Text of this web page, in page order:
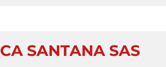
SANTANA SAS